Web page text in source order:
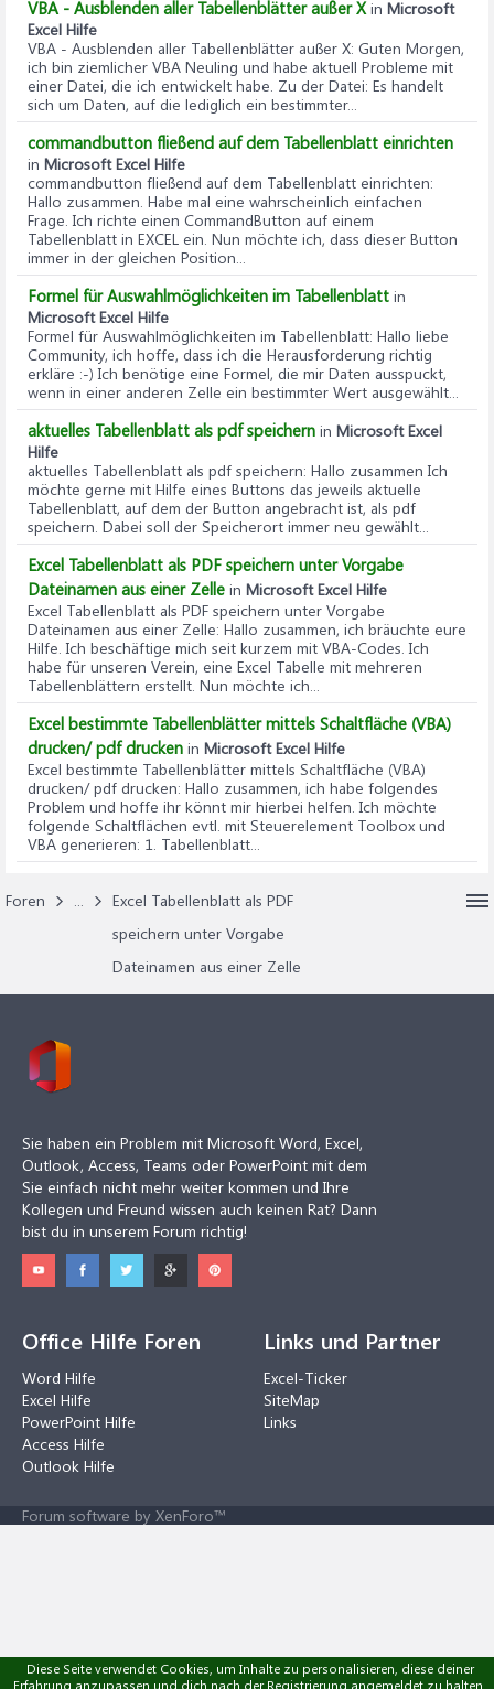
VBA - Ausblenden aller Tabellenblätter außer Xin Microsoft
Excel Hilfe
VBA - Ausblenden aller Tabellenblätter außer X: Guten Morgen,
ich bin ziemlicher VBA Neuling und habe aktuell Probleme mit
einer Datei, die ich entwickelt habe. Zu der Datei: Es handelt
sich um Daten, auf die lediglich ein bestimmter...
commandbutton fließend auf dem Tabellenblatt einrichten
in Microsoft Excel Hilfe
commandbutton fließend auf dem Tabellenblatt einrichten:
Hallo zusammen. Habe mal eine wahrscheinlich einfachen
Frage. Ich richte einen CommandButton auf einem
Tabellenblatt in EXCEL ein. Nun möchte ich, dass dieser Button
immer in der gleichen Position...
Formel für Auswahlmöglichkeiten im Tabellenblatt in
Microsoft Excel Hilfe
Formel für Auswahlmöglichkeiten im Tabellenblatt: Hallo liebe
Community, ich hoffe, dass ich die Herausforderung richtig
erkläre :-) Ich benötige eine Formel, die mir Daten ausspuckt,
wenn in einer anderen Zelle ein bestimmter Wert ausgewählt...
aktuelles Tabellenblatt als pdf speichern in Microsoft Excel
Hilfe
aktuelles Tabellenblatt als pdf speichern: Hallo zusammen Ich
möchte gerne mit Hilfe eines Buttons das jeweils aktuelle
Tabellenblatt, auf dem der Button angebracht ist, als pdf
speichern. Dabei soll der Speicherort immer neu gewählt...
Excel Tabellenblatt als PDF speichern unter Vorgabe
Dateinamen aus einer Zelle in Microsoft Excel Hilfe
Excel Tabellenblatt als PDF speichern unter Vorgabe
Dateinamen aus einer Zelle: Hallo zusammen, ich bräuchte eure
Hilfe. Ich beschäftige mich seit kurzem mit VBA-Codes. Ich
habe für unseren Verein, eine Excel Tabelle mit mehreren
Tabellenblättern erstellt. Nun möchte ich...
Excel bestimmte Tabellenblätter mittels Schaltfläche (VBA)
drucken/ pdf drucken in Microsoft Excel Hilfe
Excel bestimmte Tabellenblätter mittels Schaltfläche (VBA)
drucken/ pdf drucken: Hallo zusammen, ich habe folgendes
Problem und hoffe ihr könnt mir hierbei helfen. Ich möchte
folgende Schaltflächen evtl. mit Steuerelement Toolbox und
VBA generieren: 1. Tabellenblatt...
Foren ...
Excel Tabellenblatt als PDF
speichern unter Vorgabe
Dateinamen aus einer Zelle
Sie haben ein Problem mit Microsoft Word, Excel,
Outlook, Access, Teams oder PowerPoint mit dem
Sie einfach nicht mehr weiter kommen und Ihre
Kollegen und Freund wissen auch keinen Rat? Dann
bist du in unserem Forum richtig!
Office Hilfe Foren
Word Hilfe
Excel Hilfe
PowerPoint Hilfe
Access Hilfe
Outlook Hilfe
Links und Partner
Excel-Ticker
SiteMap
Links
Forum software by XenForo™
Diese Seite verwendet Cookies, um Inhalte zu personalisieren, diese deiner
Erfahrung anzupassen und dich nach der Registrierung angemeldet zu halten.